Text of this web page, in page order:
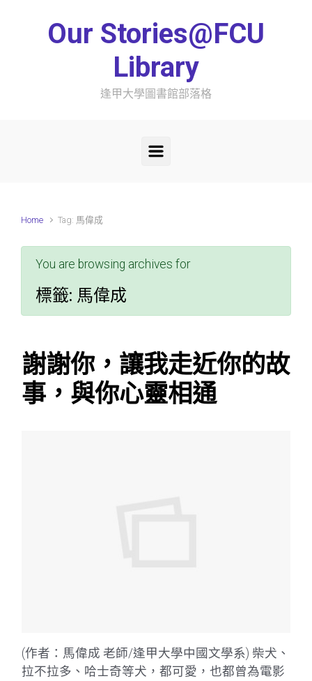
Our Stories@FCU
Library
逢甲大學圖書館部落格
Home Tag: 馬偉成
You are browsing archives for
標籤: 馬偉成
謝謝你，讓我走近你的故
事，與你心靈相通
(作者：馬偉成 老師/逢甲大學中國文學系) 柴犬、
拉不拉多、哈士奇等犬，都可愛，也都曾為電影